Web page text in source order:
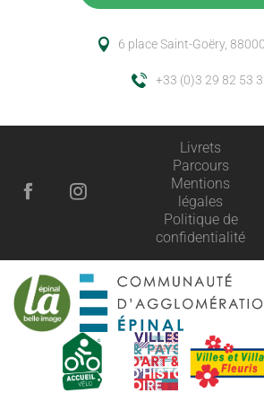
6 place Saint-Goëry,
+33 (0)3 29 82 53
Livrets
Parcours
Mentions
légales
Politique de
confidentialité